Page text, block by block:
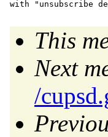
This
Next
/